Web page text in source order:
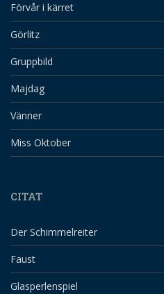
Förvår i kärret
Görlitz
Gruppbild
Majdag
Vänner
Miss Oktober
CITAT
Der Schimmelreiter
Faust
Glasperlenspiel